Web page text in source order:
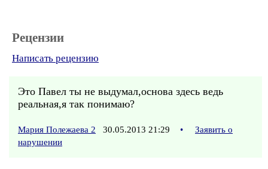
Рецензии
Написать рецензию
Это Павел ты не выдумал,основа здесь ведь
реальная,я так понимаю?
Мария Полежаева 2 30.05.2013 21:29 •
Заявить о
нарушении